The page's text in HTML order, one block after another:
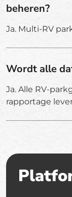
beheren?
Ja. Multi-RV
Wordt alle
Ja. Alle RV-
rapportage